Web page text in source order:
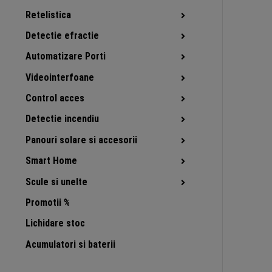
Retelistica
Detectie efractie
Automatizare Porti
Videointerfoane
Control acces
Detectie incendiu
Panouri solare si accesorii
Smart Home
Scule si unelte
Promotii %
Lichidare stoc
Acumulatori si baterii